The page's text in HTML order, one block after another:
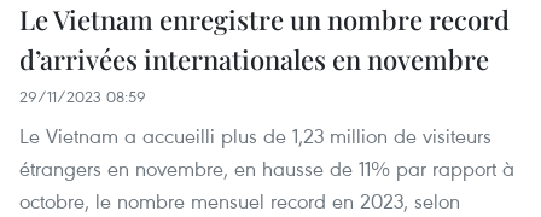
Le Vietnam enregistre un nombre record
d’arrivées internationales en novembre
29/11/2023 08:59
Le Vietnam a accueilli plus de 1,23 million de visiteurs
étrangers en novembre, en hausse de 11% par rapport à
octobre, le nombre mensuel record en 2023, selon